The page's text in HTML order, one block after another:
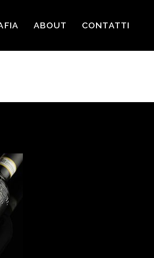
ABOUT CONTATTI